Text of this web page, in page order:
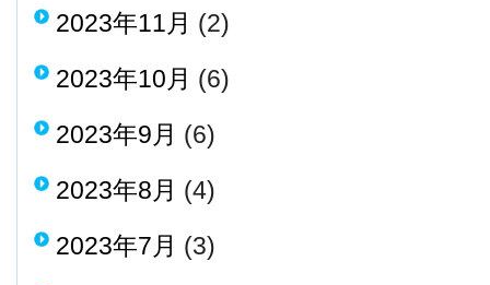
2023年11月 (2)
2023年10月 (6)
2023年9月 (6)
2023年8月 (4)
2023年7月 (3)